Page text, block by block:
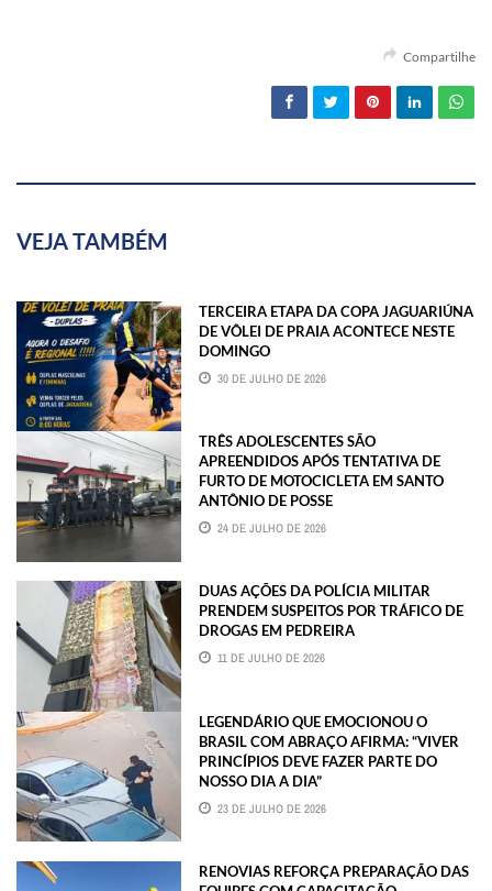
Compartilhe
VEJA TAMBÉM
TERCEIRA ETAPA DA COPA JAGUARIÚNA
DE VÔLEI DE PRAIA ACONTECE NESTE
DOMINGO
30 DE JULHO DE 2026
TRÊS ADOLESCENTES SÃO
APREENDIDOS APÓS TENTATIVA DE
FURTO DE MOTOCICLETA EM SANTO
ANTÔNIO DE POSSE
24 DE JULHO DE 2026
DUAS AÇÕES DA POLÍCIA MILITAR
PRENDEM SUSPEITOS POR TRÁFICO DE
DROGAS EM PEDREIRA
11 DE JULHO DE 2026
LEGENDÁRIO QUE EMOCIONOU O
BRASIL COM ABRAÇO AFIRMA: “VIVER
PRINCÍPIOS DEVE FAZER PARTE DO
NOSSO DIA A DIA”
23 DE JULHO DE 2026
RENOVIAS REFORÇA PREPARAÇÃO DAS